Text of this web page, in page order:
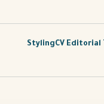
StylingCV Editorial